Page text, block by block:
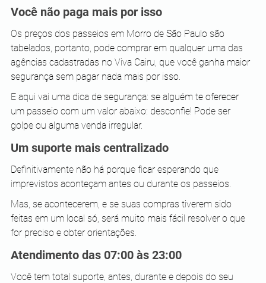
Você não paga mais por isso
Os preços dos passeios em Morro de São Paulo são
tabelados, portanto, pode comprar em qualquer uma das
agências cadastradas no Viva Cairu, que você ganha maior
segurança sem pagar nada mais por isso.
E aqui vai uma dica de segurança: se alguém te oferecer
um passeio com um valor abaixo: desconfie! Pode ser
golpe ou alguma venda irregular.
Um suporte mais centralizado
Definitivamente não há porque ficar esperando que
imprevistos aconteçam antes ou durante os passeios.
Mas, se acontecerem, e se suas compras tiverem sido
feitas em um local só, será muito mais fácil resolver o que
for preciso e obter orientações.
Atendimento das 07:00 às 23:00
Você tem total suporte, antes, durante e depois do seu